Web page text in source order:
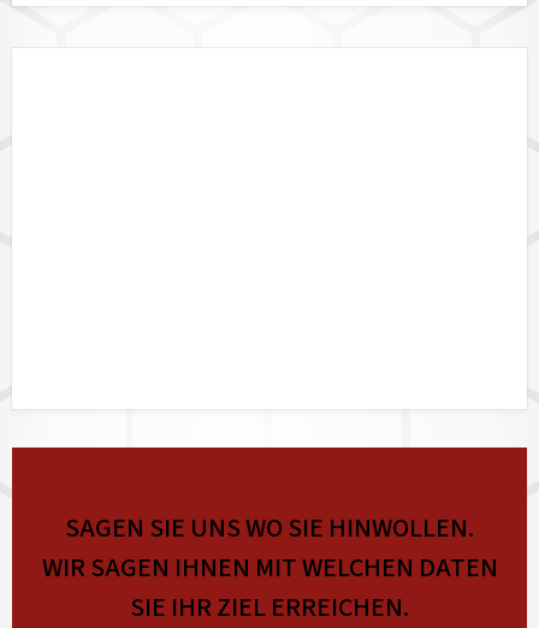
SAGEN SIE UNS WO SIE HINWOLLEN.
WIR SAGEN IHNEN MIT WELCHEN DATEN
SIE IHR ZIEL ERREICHEN.